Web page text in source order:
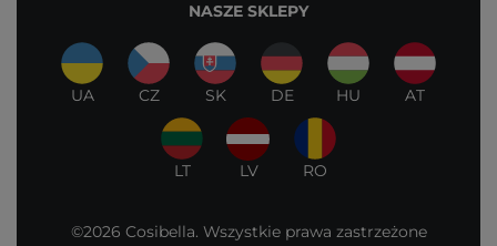
NASZE SKLEPY
UA CZ SK DE HU AT
LT LV RO
©2026 Cosibella. Wszystkie prawa zastrzeżone